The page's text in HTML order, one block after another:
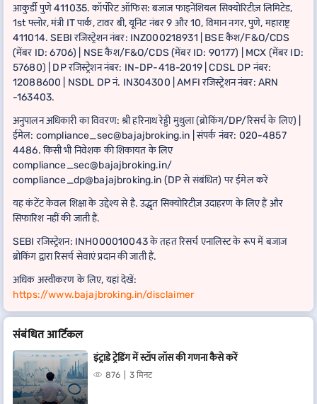
आकुर्डी पुणे 411035. कॉर्पोरेट ऑफिस: बजाज फाइनेंशियल सिक्योरिटीज़ लिमिटेड,
1st फ्लोर, मंत्री IT पार्क, टावर बी, यूनिट नंबर 9 और 10, विमान नगर, पुणे, महाराष्ट्र
411014. SEBI रजिस्ट्रेशन नंबर: INZ000218931 | BSE कैश/F&O/CDS
(मेंबर ID: 6706) | NSE कैश/F&O/CDS (मेंबर ID: 90177) | MCX (मेंबर ID:
57680) | DP रजिस्ट्रेशन नंबर: IN-DP-418-2019 | CDSL DP नंबर:
12088600 | NSDL DP नं. IN304300 | AMFI रजिस्ट्रेशन नंबर: ARN
-163403.
अनुपालन अधिकारी का विवरण: श्री हरिनाथ रेड्डी मुथुला (ब्रोकिंग/DP/रिसर्च के लिए) |
ईमेल: compliance_sec@bajajbroking.in | संपर्क नंबर: 020-4857
4486. किसी भी निवेशक की शिकायत के लिए
compliance_sec@bajajbroking.in/
compliance_dp@bajajbroking.in (DP से संबंधित) पर ईमेल करें
यह कंटेंट केवल शिक्षा के उद्देश्य से है. उद्धृत सिक्योरिटीज़ उदाहरण के लिए हैं और
सिफारिश नहीं की जाती हैं.
SEBI रजिस्ट्रेशन: INH000010043 के तहत रिसर्च एनालिस्ट के रूप में बजाज
ब्रोकिंग द्वारा रिसर्च सेवाएं प्रदान की जाती हैं.
अधिक अस्वीकरण के लिए, यहां देखें:
https://www.bajajbroking.in/disclaimer
संबंधित आर्टिकल
इंट्राडे ट्रेडिंग में स्टॉप लॉस की गणना कैसे करें
876 3 मिनट